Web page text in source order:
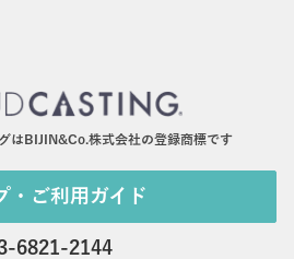
はBIJIN&Co.株式会社の登録商標です
・ご利用ガイド
6821-2144